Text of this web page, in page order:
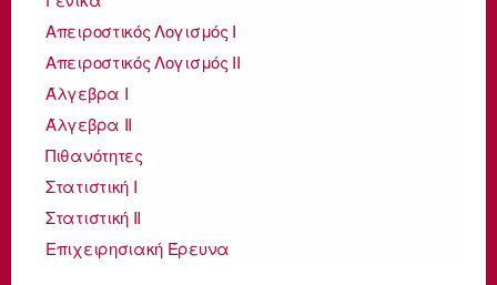
Απειροστικός Λογισμός Ι
Απειροστικός Λογισμός ΙΙ
Άλγεβρα I
Άλγεβρα II
Πιθανότητες
Στατιστική Ι
Στατιστική ΙΙ
Επιχειρησιακή Έρευνα